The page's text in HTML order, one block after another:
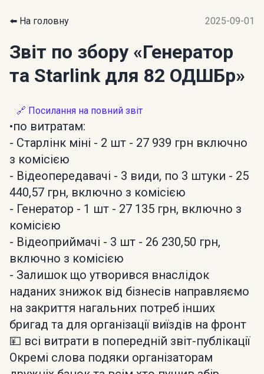
⬅️ На головну 2025-09-01
Звіт по збору «Генератор
та Starlink для 82 ОДШБр»
🔗 Посилання на повний звіт
•по витратам:
- Старлінк міні - 2 шт - 27 939 грн включно
з комісією
- Відеопередавачі - 3 види, по 3 штуки - 25
440,57 грн, включно з комісією
- Генератор - 1 шт - 27 135 грн, включно з
комісією
- Відеоприймачі - 3 шт - 26 230,50 грн,
включно з комісією
- Залишок що утворився внаслідок
наданих знижок від бізнесів направляємо
на закриття нагальних потреб інших
бригад та для організації виїздів на фронт
💴 всі витрати в попередній звіт-публікації
Окремі слова подяки організаторам